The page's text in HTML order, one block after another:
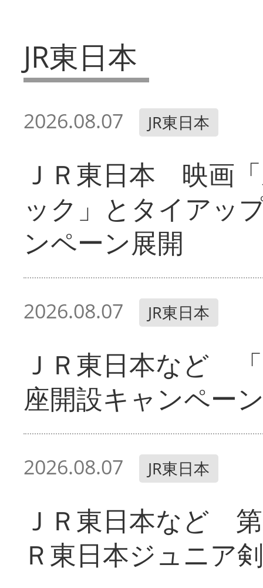
JR東日本
2026.08.07 JR東日本
ＪＲ東日本 映画
ック」とタイアッ
ンペーン展開
2026.08.07 JR東日本
ＪＲ東日本など
座開設キャンペー
2026.08.07 JR東日本
ＪＲ東日本など
Ｒ東日本ジュニア